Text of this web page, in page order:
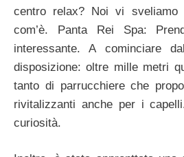
centro relax? Noi vi sveliamo
com’è. Panta Rei Spa:
interessante. A cominciare
disposizione: oltre mille metri
tanto di parrucchiere che
rivitalizzanti anche per i
curiosità.